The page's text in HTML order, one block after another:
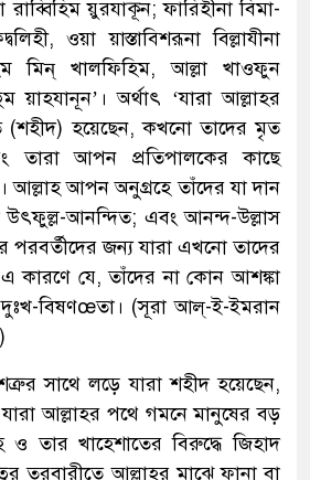
য়ুরযাকূন; ফারিহীনা বিমা-
ওয়া য়াস্তাব্শিরূনা বিল্লাযীনা
মিন্ খালফিহিম, আল্লা খাওফুন
অর্থাৎ ‘যারা আল্লাহর
(শহীদ) হয়েছেন, কখনো তাদের মৃত
তারা আপন প্রতিপালকের কাছে
আল্লাহ আপন অনুগ্রহে তাঁদের যা দান
উৎফুল্ল-আনন্দিত; এবং আনন্দ-উল্লাস
পরবর্তীদের জন্য যারা এখনো তাদের
কারণে যে, তাঁদের না কোন আশঙ্কা
বিষণœতা। (সূরা আল্-ই-ইমরান
সাথে লড়ে যারা শহীদ হয়েছেন,
আল্লাহর পথে গমনে মানুষের বড়
ও তার খাহেশাতের বিরুদ্ধে জিহাদ
তরবারীতে আল্লাহর মাঝে ফানা বা